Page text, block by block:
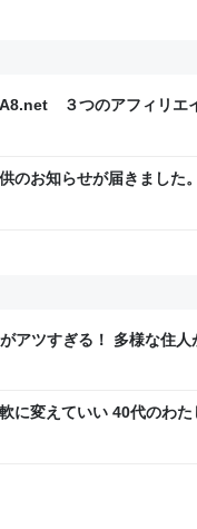
３つのアフィリエ
きこともなき世をおもしろ
のお知らせが届きました
アツすぎる！ 多様な住人
“街の価値向上”戦略 東
に変えていい 40代のわた
アイデム